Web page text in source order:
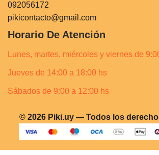
092056172
pikicontacto@gmail.com
Horario De Atención
Lunes, martes, miércoles y viernes de
Jueves de 14:00 a 18:00 hs
Sábados de 9:00 a 12:00 hs
© 2026 Piki.uy — Todos los